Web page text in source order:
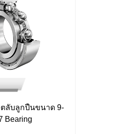
ตลับลูกปืนขนาด 9-
Bearing